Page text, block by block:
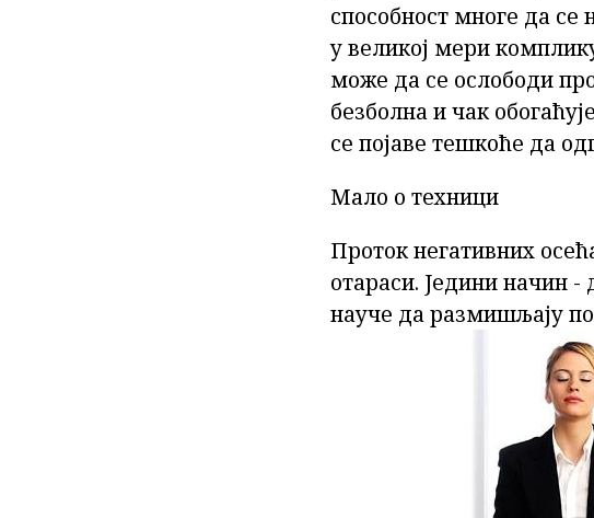
способност многе да
у великој мери
може да се ослободи
безболна и чак
се појаве тешкоће да
Мало о техници
Проток негативних
отараси. Једини начин
науче да размишљају